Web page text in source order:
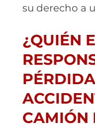
su derecho a
¿QUIÉN
CAMIÓN